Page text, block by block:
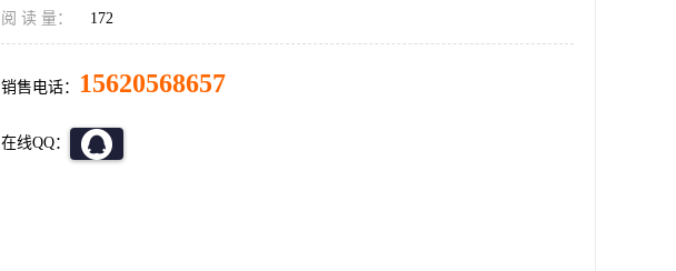
阅 读 量： 172
销售电话： 15620568657
在线QQ：